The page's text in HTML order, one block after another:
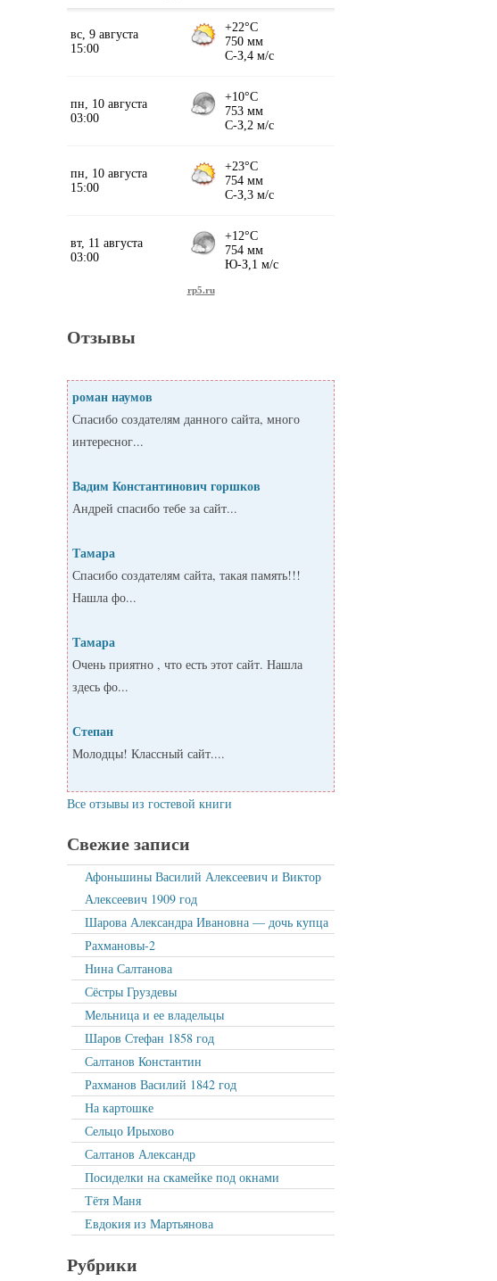
Отзывы
роман наумов
Спасибо создателям данного сайта, много
интересног...
Вадим Константинович горшков
Андрей спасибо тебе за сайт...
Тамара
Спасибо создателям сайта, такая память!!!
Нашла фо...
Тамара
Очень приятно , что есть этот сайт. Нашла
здесь фо...
Степан
Молодцы! Классный сайт....
Все отзывы из гостевой книги
Свежие записи
Афоньшины Василий Алексеевич и Виктор
Алексеевич 1909 год
Шарова Александра Ивановна — дочь купца
Рахмановы-2
Нина Салтанова
Сёстры Груздевы
Мельница и ее владельцы
Шаров Стефан 1858 год
Салтанов Константин
Рахманов Василий 1842 год
На картошке
Сельцо Ирыхово
Салтанов Александр
Посиделки на скамейке под окнами
Тётя Маня
Евдокия из Мартьянова
Рубрики